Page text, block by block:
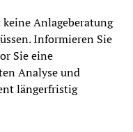
Anlageberatung
Informieren Sie
Sie eine
Analyse und
längerfristig